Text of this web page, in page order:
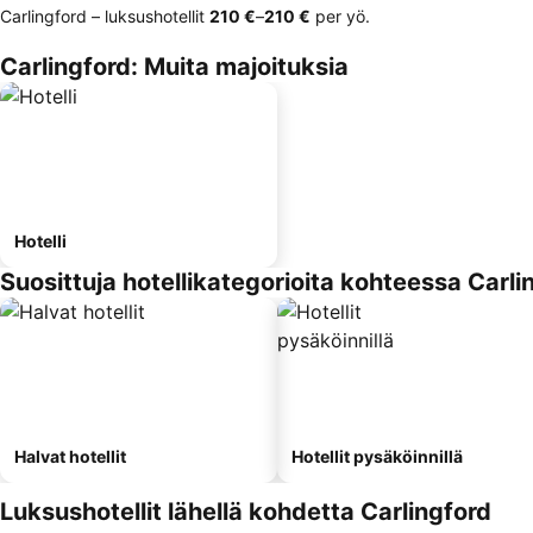
Carlingford – luksushotellit ‎210 €–‎210 € per yö.
Carlingford: Muita majoituksia
Hotelli
Suosittuja hotellikategorioita kohteessa
Halvat hotellit Hotellit pysäköinnillä
Luksushotellit lähellä kohdetta Carlingford